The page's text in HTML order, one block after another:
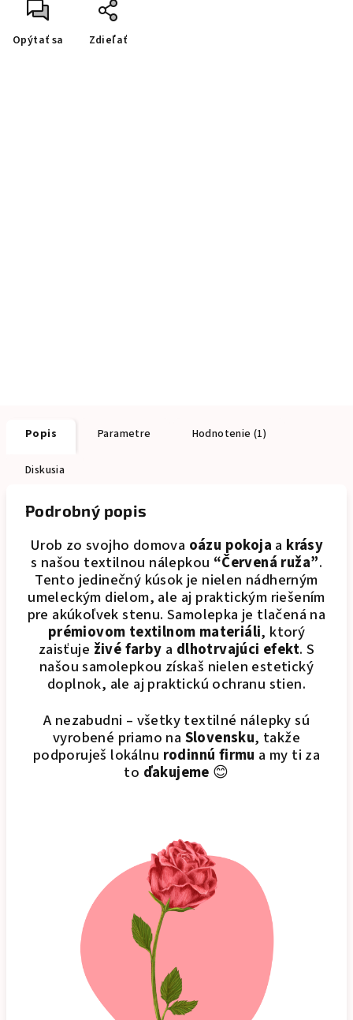
Opýtať sa Zdieľať
Popis Parametre Hodnotenie (1)
Diskusia
Podrobný popis
Urob zo svojho domova oázu pokoja a krásy
s našou textilnou nálepkou “Červená ruža”.
Tento jedinečný kúsok je nielen nádherným
umeleckým dielom, ale aj praktickým riešením
pre akúkoľvek stenu. Samolepka je tlačená na
prémiovom textilnom materiáli, ktorý
zaisťuje živé farby a dlhotrvajúci efekt. S
našou samolepkou získaš nielen estetický
doplnok, ale aj praktickú ochranu stien.
A nezabudni – všetky textilné nálepky sú
vyrobené priamo na Slovensku, takže
podporuješ lokálnu rodinnú firmu a my ti za
to ďakujeme 😊